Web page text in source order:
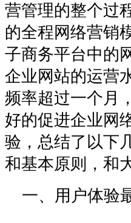
营管理的整个过
的全程网络营销
子商务平台中的
企业网站的运营
频率超过一个月
好的促进企业网
验，总结了以下
和基本原则，和
一、用户体验